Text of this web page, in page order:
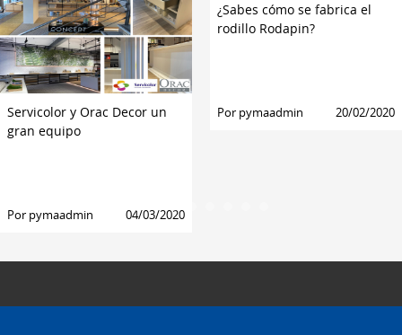
Servicolor y Orac Decor un
gran equipo
Por pymaadmin 04/03/2020
¿Sabes cómo se fabrica el
rodillo Rodapin?
Por pymaadmin 20/02/2020